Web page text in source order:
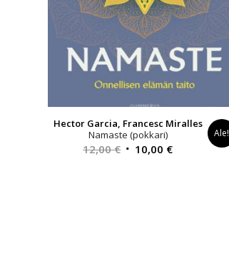
Hector Garcia, Francesc Miralles
Namaste (pokkari)
12,00€ Alkuperäinen
10,00 €Nykyinen
Ale!